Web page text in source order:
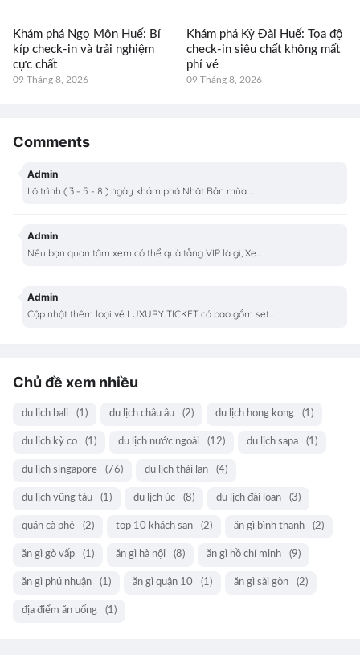
Khám phá Ngọ Môn Huế: Bí
kíp check-in và trải nghiệm
cực chất
09 Tháng 8, 2026
Khám phá Kỳ Đài Huế: Tọa độ
check-in siêu chất không mất
phí vé
09 Tháng 8, 2026
Comments
Admin
Lộ trình ( 3 - 5 - 8 ) ngày khám phá Nhật Bản mùa ...
Admin
Nếu bạn quan tâm xem có thể quà tằng VIP là gì, Xe...
Admin
Cập nhật thêm loại vé LUXURY TICKET có bao gồm set...
Chủ đề xem nhiều
du lịch bali (1) du lịch châu âu (2) du lịch hong kong (1)
du lịch kỳ co (1) du lịch nước ngoài (12) du lịch sapa (1)
du lịch singapore (76) du lịch thái lan (4)
du lịch vũng tàu (1) du lịch úc (8) du lịch đài loan (3)
quán cà phê (2) top 10 khách sạn (2) ăn gì bình thạnh (2)
ăn gì gò vấp (1) ăn gì hà nội (8) ăn gì hồ chí minh (9)
ăn gì phú nhuận (1) ăn gì quận 10 (1) ăn gì sài gòn (2)
địa điểm ăn uống (1)